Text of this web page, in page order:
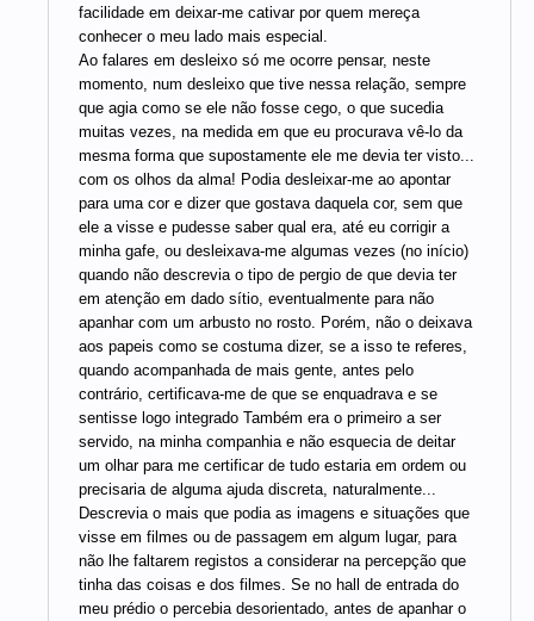
facilidade em deixar-me cativar por quem mereça
conhecer o meu lado mais especial.
Ao falares em desleixo só me ocorre pensar, neste
momento, num desleixo que tive nessa relação, sempre
que agia como se ele não fosse cego, o que sucedia
muitas vezes, na medida em que eu procurava vê-lo da
mesma forma que supostamente ele me devia ter visto...
com os olhos da alma! Podia desleixar-me ao apontar
para uma cor e dizer que gostava daquela cor, sem que
ele a visse e pudesse saber qual era, até eu corrigir a
minha gafe, ou desleixava-me algumas vezes (no início)
quando não descrevia o tipo de pergio de que devia ter
em atenção em dado sítio, eventualmente para não
apanhar com um arbusto no rosto. Porém, não o deixava
aos papeis como se costuma dizer, se a isso te referes,
quando acompanhada de mais gente, antes pelo
contrário, certificava-me de que se enquadrava e se
sentisse logo integrado Também era o primeiro a ser
servido, na minha companhia e não esquecia de deitar
um olhar para me certificar de tudo estaria em ordem ou
precisaria de alguma ajuda discreta, naturalmente...
Descrevia o mais que podia as imagens e situações que
visse em filmes ou de passagem em algum lugar, para
não lhe faltarem registos a considerar na percepção que
tinha das coisas e dos filmes. Se no hall de entrada do
meu prédio o percebia desorientado, antes de apanhar o